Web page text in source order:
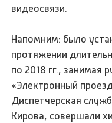
видеосвязи.
Напомним: было
протяжении
по 2018 гг.,
«Электронный
Диспетчерская
Кирова, совершали